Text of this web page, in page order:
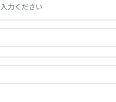
力ください